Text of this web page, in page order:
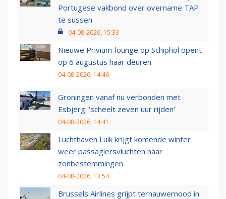
Portugese vakbond over overname TAP
te sussen
04-08-2026, 15:33
Nieuwe Privium-lounge op Schiphol opent
op 6 augustus haar deuren
04-08-2026, 14:46
Groningen vanaf nu verbonden met
Esbjerg: 'scheelt zeven uur rijden'
04-08-2026, 14:41
Luchthaven Luik krijgt komende winter
weer passagiersvluchten naar
zonbestemmingen
04-08-2026, 13:54
Brussels Airlines grijpt ternauwernood in: